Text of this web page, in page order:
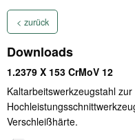
< zurück
Downloads
1.2379 X 153 CrMoV 12
Kaltarbeitswerkzeugstahl
Verschleißhärte.